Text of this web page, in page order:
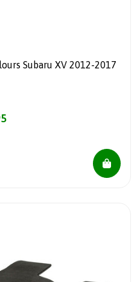
Subaru XV 2012-2017